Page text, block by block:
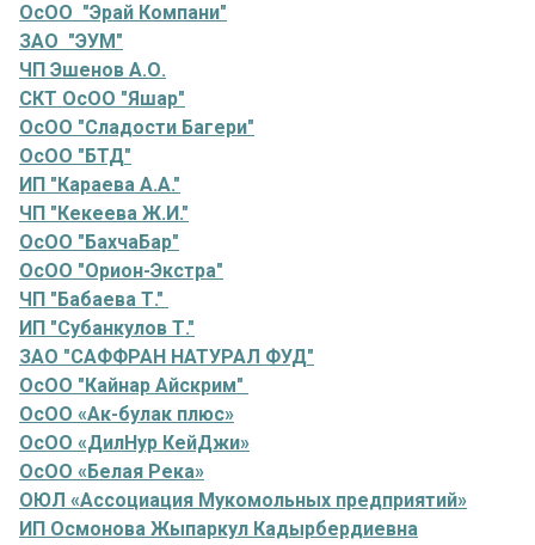
ОсОО "Эрай Компани"
ЗАО "ЭУМ"
ЧП Эшенов А.О.
СКТ ОсОО "Яшар"
ОсОО "Сладости Багери"
ОсОО "БТД"
ИП "Караева А.А."
ЧП "Кекеева Ж.И."
ОсОО "БахчаБар"
ОсОО "Орион-Экстра"
ЧП "Бабаева Т."
ИП "Субанкулов Т."
ЗАО "САФФРАН НАТУРАЛ ФУД"
ОсОО "Кайнар Айскрим"
ОсОО «Ак-булак плюс»
ОсОО «ДилНур КейДжи»
ОсОО «Белая Река»
ОЮЛ «Ассоциация Мукомольных предприятий»
ИП Осмонова Жыпаркул Кадырбердиевна